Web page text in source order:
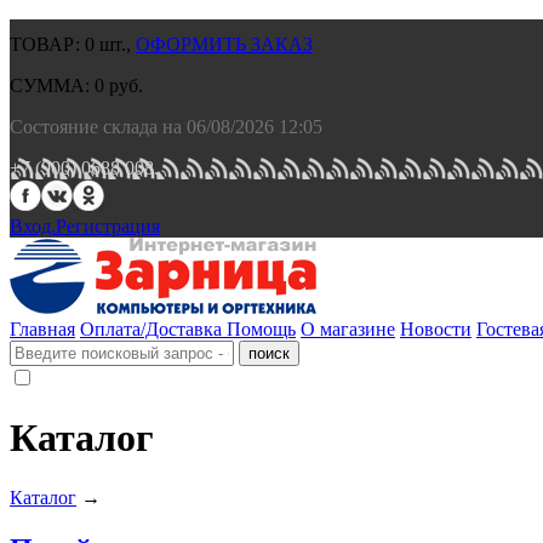
ТОВАР: 0 шт., ОФОРМИТЬ ЗАКАЗ
СУММА: 0 руб.
Состояние склада на 06/08/2026 12:05
+7 (900) 0688 008.
Вход.Регистрация
Главная Оплата/Доставка Помощь О магазине Новости
Каталог
Каталог →